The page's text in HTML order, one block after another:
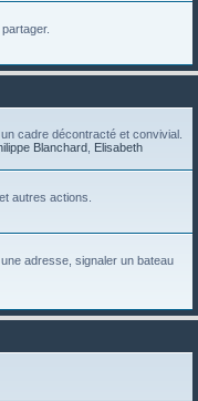
cadre décontracté et convivial.
Blanchard Elisabeth
autres actions.
adresse, signaler un bateau